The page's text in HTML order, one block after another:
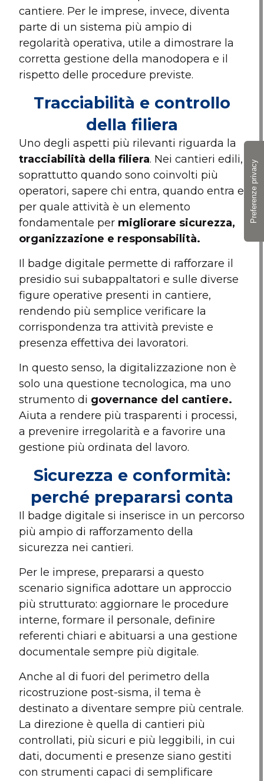
cantiere. Per le imprese, invece, diventa
parte di un sistema più ampio di
regolarità operativa, utile a dimostrare la
corretta gestione della manodopera e il
rispetto delle procedure previste.
Tracciabilità e controllo
della filiera
Uno degli aspetti più rilevanti riguarda la
tracciabilità della filiera. Nei cantieri edili,
soprattutto quando sono coinvolti più
operatori, sapere chi entra, quando entra e
per quale attività è un elemento
fondamentale per migliorare sicurezza,
organizzazione e responsabilità.
Il badge digitale permette di rafforzare il
presidio sui subappaltatori e sulle diverse
figure operative presenti in cantiere,
rendendo più semplice verificare la
corrispondenza tra attività previste e
presenza effettiva dei lavoratori.
In questo senso, la digitalizzazione non è
solo una questione tecnologica, ma uno
strumento di governance del cantiere.
Aiuta a rendere più trasparenti i processi,
a prevenire irregolarità e a favorire una
gestione più ordinata del lavoro.
Sicurezza e conformità:
perché prepararsi conta
Il badge digitale si inserisce in un percorso
più ampio di rafforzamento della
sicurezza nei cantieri.
Per le imprese, prepararsi a questo
scenario significa adottare un approccio
più strutturato: aggiornare le procedure
interne, formare il personale, definire
referenti chiari e abituarsi a una gestione
documentale sempre più digitale.
Anche al di fuori del perimetro della
ricostruzione post-sisma, il tema è
destinato a diventare sempre più centrale.
La direzione è quella di cantieri più
controllati, più sicuri e più leggibili, in cui
dati, documenti e presenze siano gestiti
con strumenti capaci di semplificare